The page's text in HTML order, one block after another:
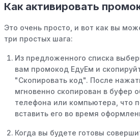
Как активировать
Это очень просто, и вот как вы
три простых шага:
Из предложенного списка
вам промокод ЕдуЕм и
"Скопировать код". После
мгновенно скопирован в буфер
телефона или компьютера, что
вставить его во время
Когда вы будете готовы